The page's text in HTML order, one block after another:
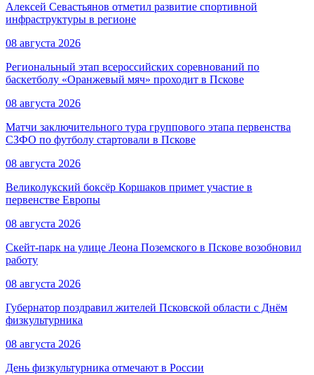
Алексей Севастьянов отметил развитие спортивной
инфраструктуры в регионе
08 августа 2026
Региональный этап всероссийских соревнований по
баскетболу «Оранжевый мяч» проходит в Пскове
08 августа 2026
Матчи заключительного тура группового этапа первенства
СЗФО по футболу стартовали в Пскове
08 августа 2026
Великолукский боксёр Коршаков примет участие в
первенстве Европы
08 августа 2026
Скейт-парк на улице Леона Поземского в Пскове возобновил
работу
08 августа 2026
Губернатор поздравил жителей Псковской области с Днём
физкультурника
08 августа 2026
День физкультурника отмечают в России